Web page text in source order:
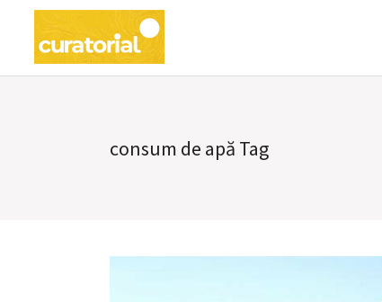
consum de apă Tag